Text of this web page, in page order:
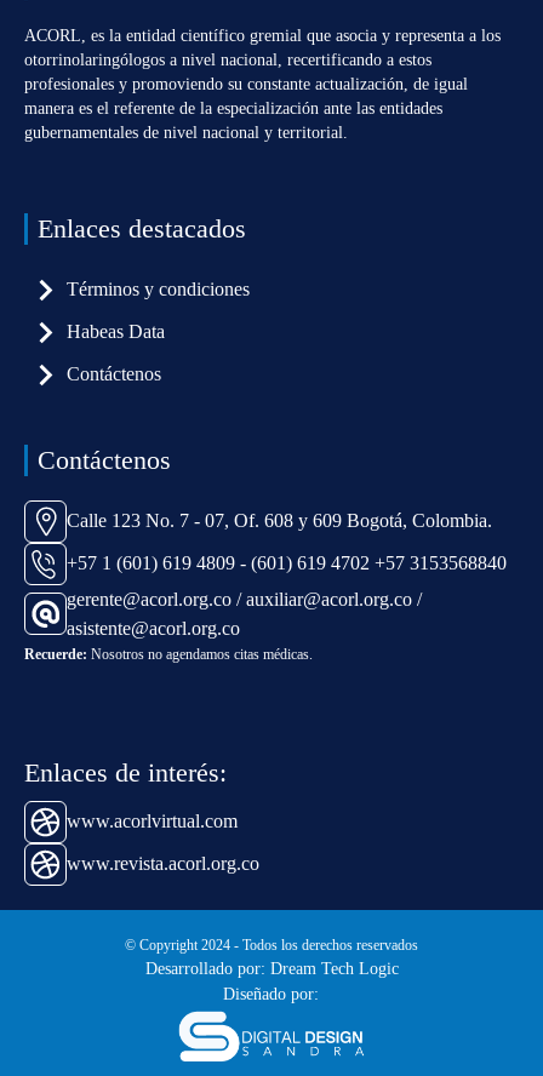
ACORL, es la entidad científico gremial que asocia y representa a los
otorrinolaringólogos a nivel nacional, recertificando a estos
profesionales y promoviendo su constante actualización, de igual
manera es el referente de la especialización ante las entidades
gubernamentales de nivel nacional y territorial.
Enlaces destacados
Términos y condiciones
Habeas Data
Contáctenos
Contáctenos
Calle 123 No. 7 - 07, Of. 608 y 609 Bogotá, Colombia.
+57 1 (601) 619 4809 - (601) 619 4702 +57 3153568840
gerente@acorl.org.co / auxiliar@acorl.org.co /
asistente@acorl.org.co
Recuerde: Nosotros no agendamos citas médicas.
Enlaces de interés:
www.acorlvirtual.com
www.revista.acorl.org.co
© Copyright 2024 - Todos los derechos reservados
Desarrollado por: Dream Tech Logic
Diseñado por: